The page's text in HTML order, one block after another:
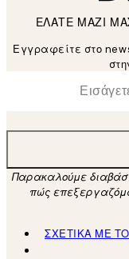
ΕΛΑΤΕ ΜΑΖΙ
Εγγραφείτε στο
Ηλεκτρονική
Παρακαλούμε
πώς
ΣΧΕΤΙΚΑ ΜΕ ΤΟ